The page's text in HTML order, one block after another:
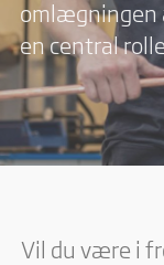
omlægningen
en central
Vil du være i